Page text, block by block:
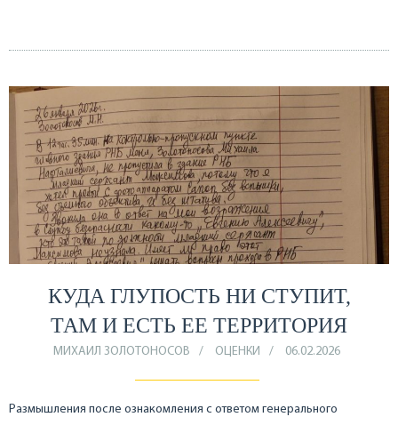
КУДА ГЛУПОСТЬ НИ СТУПИТ,
ТАМ И ЕСТЬ ЕЕ ТЕРРИТОРИЯ
МИХАИЛ ЗОЛОТОНОСОВ ОЦЕНКИ 06.02.2026
Размышления после ознакомления с ответом генерального